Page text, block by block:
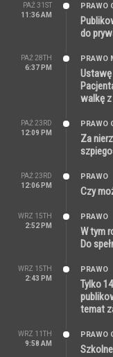
PAŹ 31ST
11:36 AM
PRAWO
do
PAŹ 28TH
6:37 PM
PRAWO
walkę z
PAŹ 23RD
12:09 PM
PRAWO
Za
PAŹ 23RD
12:06 PM
PRAWO
Czy
WRZ 15TH
2:52 PM
PRAWO
W tym
Do
WRZ 15TH
2:43 PM
PRAWO
Tylko
temat
WRZ 11TH
9:58 AM
PRAWO